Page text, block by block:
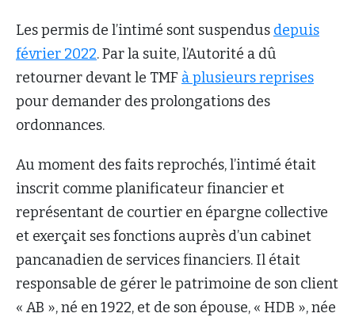
Les permis de l’intimé sont suspendus depuis
février 2022. Par la suite, l’Autorité a dû
retourner devant le TMF à plusieurs reprises
pour demander des prolongations des
ordonnances.
Au moment des faits reprochés, l’intimé était
inscrit comme planificateur financier et
représentant de courtier en épargne collective
et exerçait ses fonctions auprès d’un cabinet
pancanadien de services financiers. Il était
responsable de gérer le patrimoine de son client
« AB », né en 1922, et de son épouse, « HDB », née